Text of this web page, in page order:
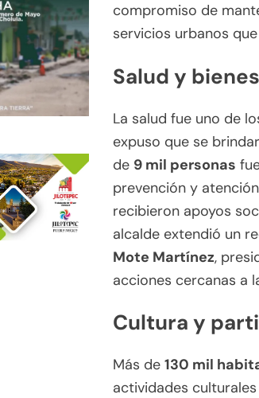
compromiso de
servicios urbanos
Salud y
La salud fue uno de
expuso que se
de 9 mil personas
prevención y
recibieron apoyos
alcalde extendió un
Mote Martínez,
acciones cercanas a
Cultura y
Más de 130 mil
actividades